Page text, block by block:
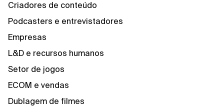
Criadores de conteúdo
Podcasters e entrevistadores
Empresas
L&D e recursos humanos
Setor de jogos
ECOM e vendas
Dublagem de filmes